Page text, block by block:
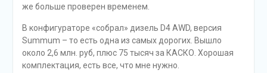
же больше проверен временем.
В конфигураторе «собрал» дизель D4 AWD, версия
Summum – то есть одна из самых дорогих. Вышло
около 2,6 млн. руб, плюс 75 тысяч за КАСКО. Хорошая
комплектация, есть все, что мне нужно.